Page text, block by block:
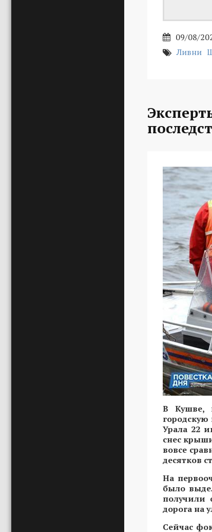
09/08/
Ливни
В Кушве,
Урала 22
снес
вовсе
десятков
На
было
получили
дорога на
Сейчас